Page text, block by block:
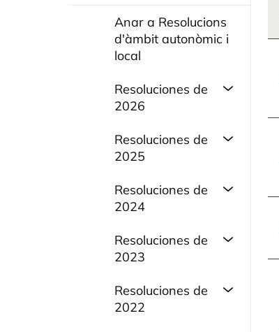
Anar a Resolucions
d'àmbit autonòmic i
local
Resoluciones de
2026
Resoluciones de
2025
Resoluciones de
2024
Resoluciones de
2023
Resoluciones de
2022